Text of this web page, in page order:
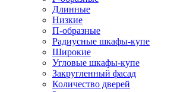
Длинные
Низкие
П-образные
Радиусные шкафы-купе
Широкие
Угловые шкафы-купе
Закругленный фасад
Количество дверей